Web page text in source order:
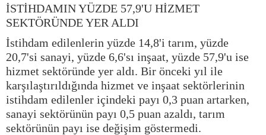
İSTİHDAMIN YÜZDE 57,9'U HİZMET
SEKTÖRÜNDE YER ALDI
İstihdam edilenlerin yüzde 14,8'i tarım, yüzde
20,7'si sanayi, yüzde 6,6'sı inşaat, yüzde 57,9'u ise
hizmet sektöründe yer aldı. Bir önceki yıl ile
karşılaştırıldığında hizmet ve inşaat sektörlerinin
istihdam edilenler içindeki payı 0,3 puan artarken,
sanayi sektörünün payı 0,5 puan azaldı, tarım
sektörünün payı ise değişim göstermedi.